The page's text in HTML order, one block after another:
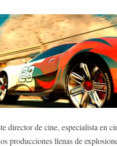
director de cine, especialista en
producciones llenas de